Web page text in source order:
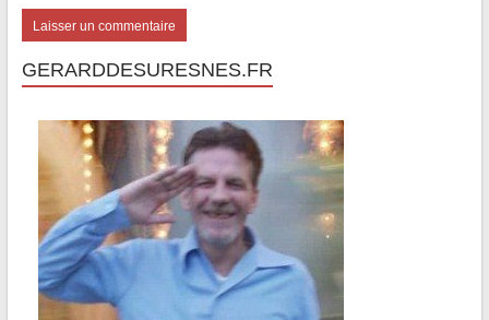
GERARDDESURESNES.FR